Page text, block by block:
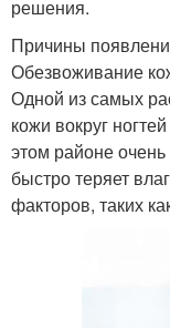
решения.
Причины
Обезвоживание
Одной из самых
кожи вокруг
этом районе очень
быстро теряет
факторов, таких